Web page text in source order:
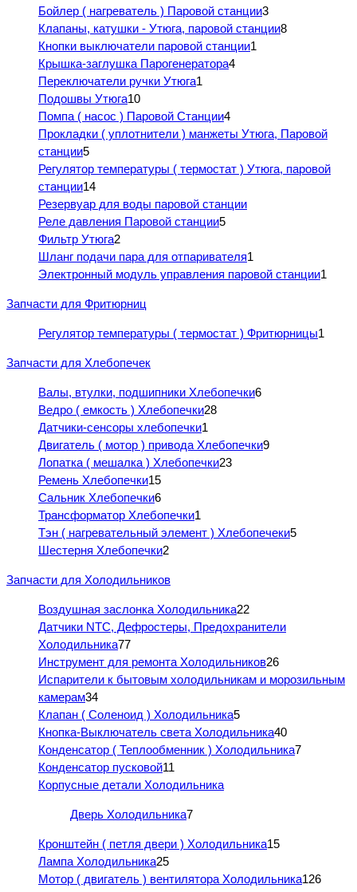
Бойлер ( нагреватель ) Паровой станции3
Клапаны, катушки - Утюга, паровой станции8
Кнопки выключатели паровой станции1
Крышка-заглушка Парогенератора4
Переключатели ручки Утюга1
Подошвы Утюга10
Помпа ( насос ) Паровой Станции4
Прокладки ( уплотнители ) манжеты Утюга, Паровой
станции5
Регулятор температуры ( термостат ) Утюга, паровой
станции14
Резервуар для воды паровой станции
Реле давления Паровой станции5
Фильтр Утюга2
Шланг подачи пара для отпаривателя1
Электронный модуль управления паровой станции1
Запчасти для Фритюрниц
Регулятор температуры ( термостат ) Фритюрницы1
Запчасти для Хлебопечек
Валы, втулки, подшипники Хлебопечки6
Ведро ( емкость ) Хлебопечки28
Датчики-сенсоры хлебопечки1
Двигатель ( мотор ) привода Хлебопечки9
Лопатка ( мешалка ) Хлебопечки23
Ремень Хлебопечки15
Сальник Хлебопечки6
Трансформатор Хлебопечки1
Тэн ( нагревательный элемент ) Хлебопечеки5
Шестерня Хлебопечки2
Запчасти для Холодильников
Воздушная заслонка Холодильника22
Датчики NTC, Дефростеры, Предохранители
Холодильника77
Инструмент для ремонта Холодильников26
Испарители к бытовым холодильникам и морозильным
камерам34
Клапан ( Соленоид ) Холодильника5
Кнопка-Выключатель света Холодильника40
Конденсатор ( Теплообменник ) Холодильника7
Конденсатор пусковой11
Корпусные детали Холодильника
Дверь Холодильника7
Кронштейн ( петля двери ) Холодильника15
Лампа Холодильника25
Мотор ( двигатель ) вентилятора Холодильника126